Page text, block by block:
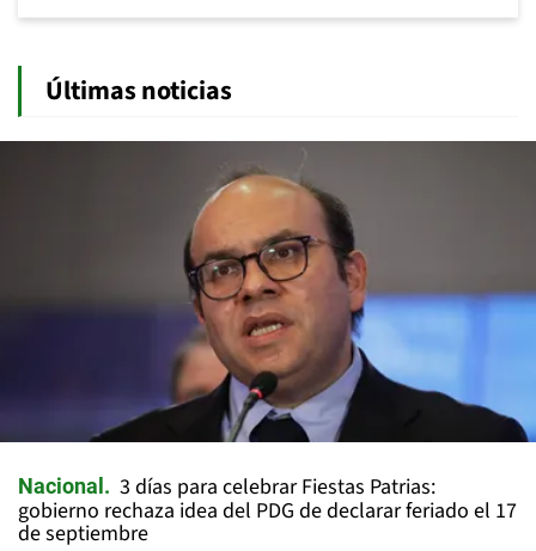
Últimas noticias
Nacional
3 días para celebrar Fiestas Patrias:
gobierno rechaza idea del PDG de declarar feriado el 17
de septiembre